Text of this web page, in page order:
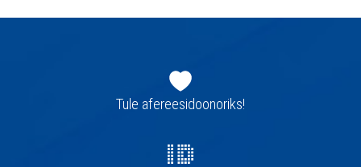
navigatsioonTule afereesidoonoriks!